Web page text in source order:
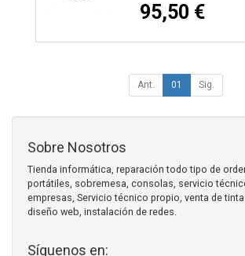
95,50 €
Ant. 01 Sig.
Sobre Nosotros
Tienda informática, reparación todo tipo de
portátiles, sobremesa, consolas, servicio
empresas, Servicio técnico propio, venta de
diseño web, instalación de redes.
Síguenos en: